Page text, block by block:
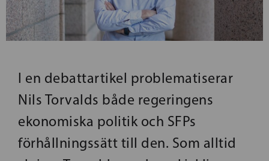
I en debattartikel problematiserar
Nils Torvalds både regeringens
ekonomiska politik och SFPs
förhållningssätt till den. Som alltid